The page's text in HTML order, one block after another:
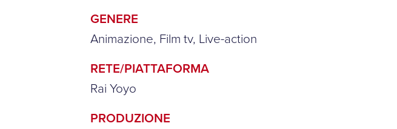
GENERE
Animazione, Film tv, Live-action
RETE/PIATTAFORMA
Rai Yoyo
PRODUZIONE